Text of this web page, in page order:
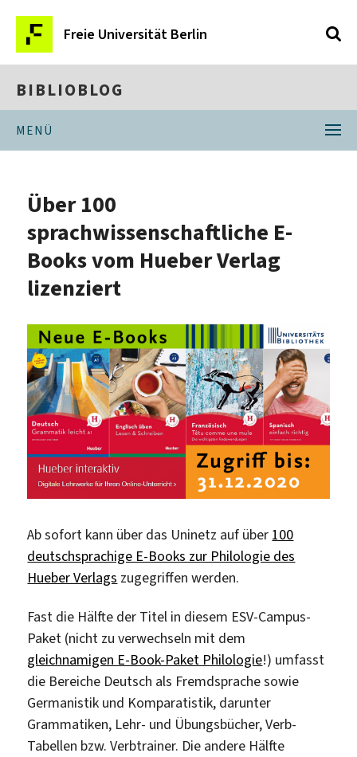
Freie Universität Berlin
BIBLIOBLOG
MENÜ
Über 100
sprachwissenschaftliche E-
Books vom Hueber Verlag
lizenziert
Ab sofort kann über das Uninetz auf über 100
deutschsprachige E-Books zur Philologie des
Hueber Verlags zugegriffen werden.
Fast die Hälfte der Titel in diesem ESV-Campus-
Paket (nicht zu verwechseln mit dem
gleichnamigen E-Book-Paket Philologie!) umfasst
die Bereiche Deutsch als Fremdsprache sowie
Germanistik und Komparatistik, darunter
Grammatiken, Lehr- und Übungsbücher, Verb-
Tabellen bzw. Verbtrainer. Die andere Hälfte